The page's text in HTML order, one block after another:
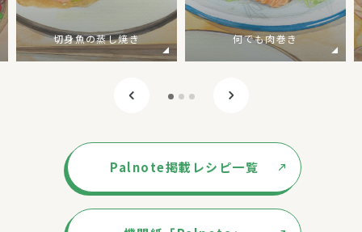
切身魚の蒸し焼き 何でも肉巻き
Palnote掲載レシピ一覧